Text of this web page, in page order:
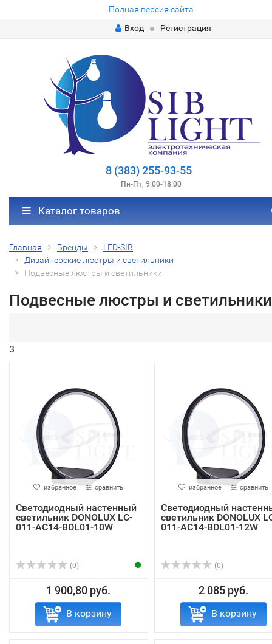
Полная версия сайта
Вход
Регистрация
8 (383) 255-93-55
Пн-Пт, 9:00-18:00
Каталог товаров
Главная Бренды
LED-SIB
Дизайнерские люстры и светильники
Подвесные люстры и светильники
Подвесные люстры и светильники
3
избранное сравнить
Светодиодный настенный
светильник DONOLUX LC-
011-AC14-BDL01-10W
(0)
1 900,80 руб.
В корзину
избранное сравнить
Светодиодный
светильник DONOLUX
011-AC14-BDL01-12W
(0)
2 085 руб.
В корзину